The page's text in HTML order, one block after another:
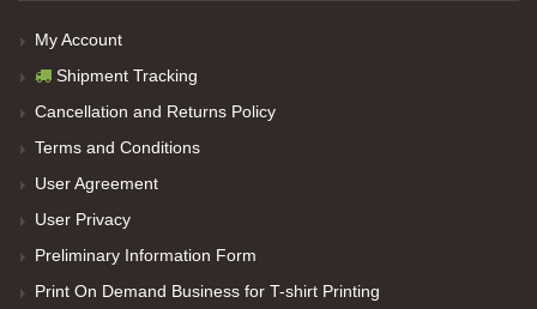
My Account
Shipment Tracking
Cancellation and Returns Policy
Terms and Conditions
User Agreement
User Privacy
Preliminary Information Form
Print On Demand Business for T-shirt Printing